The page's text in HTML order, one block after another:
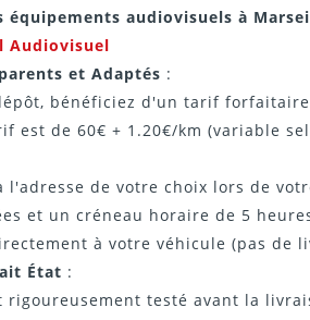
audiovisuels à
Audiovisuel
et Adaptés :
bénéficiez d'un tarif
est de 60€ + 1.20€/km (variable
l'adresse de votre choix lors de
et un créneau horaire de 5
à votre véhicule (pas de
État :
rigoureusement testé avant la